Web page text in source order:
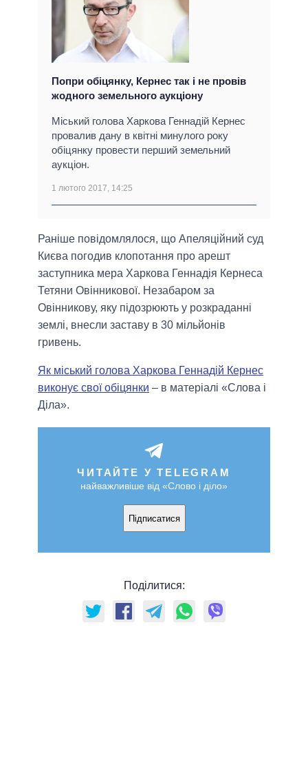
Попри обіцянку, Кернес так і не провів
жодного земельного аукціону
Міський голова Харкова Геннадій Кернес
провалив дану в квітні минулого року
обіцянку провести перший земельний
аукціон.
1 лютого 2017, 14:25
Раніше повідомлялося, що Апеляційний суд
Києва погодив клопотання про арешт
заступника мера Харкова Геннадія Кернеса
Тетяни Овінникової. Незабаром за
Овінникову, яку підозрюють у розкраданні
землі, внесли заставу в 30 мільйонів
гривень.
Як міський голова Харкова Геннадій Кернес
виконує свої обіцянки – в матеріалі «Слова і
Діла».
ЧИТАЙТЕ У TELEGRAM
найважливіше від «Слово і діло»
Підписатися
Поділитися: